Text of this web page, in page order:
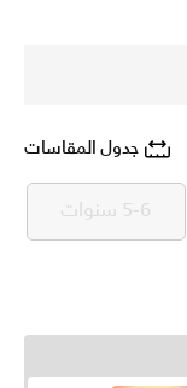
جدول المقاسات
5-6 سنوات 5-6 سنوات